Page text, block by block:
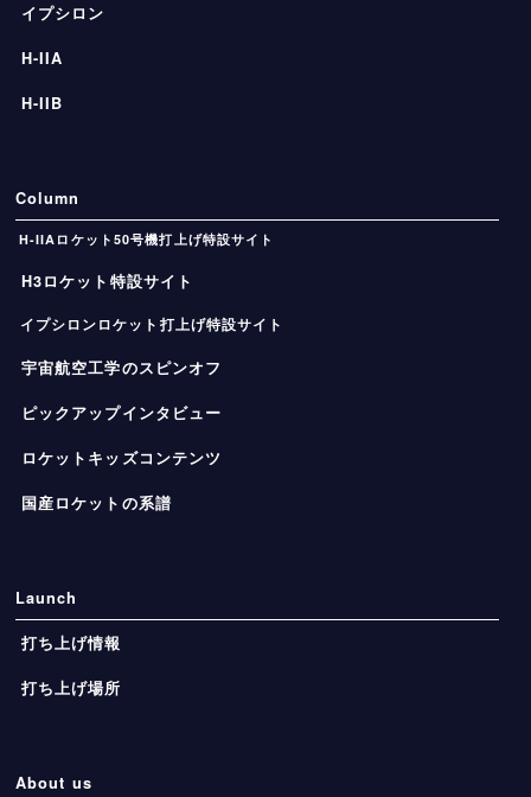
イプシロン
H-IIA
H-IIB
Column
H-IIAロケット50号機打上げ特設サイト
H3ロケット特設サイト
イプシロンロケット打上げ特設サイト
宇宙航空工学のスピンオフ
ピックアップインタビュー
ロケットキッズコンテンツ
国産ロケットの系譜
Launch
打ち上げ情報
打ち上げ場所
About us